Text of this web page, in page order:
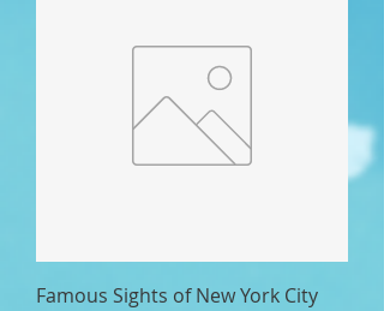
Famous Sights of New York City